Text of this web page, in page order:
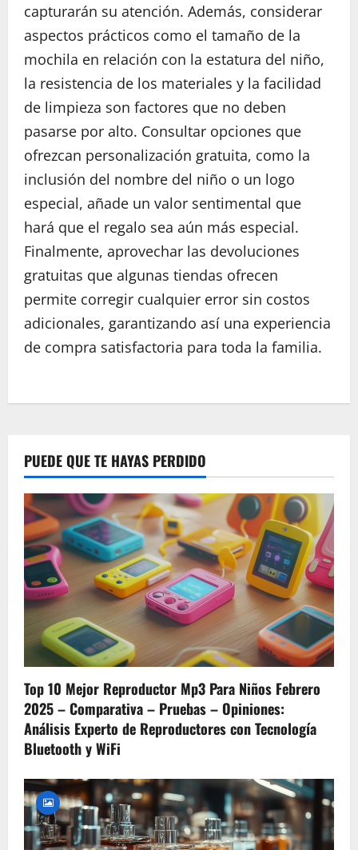
capturarán su atención. Además, considerar
aspectos prácticos como el tamaño de la
mochila en relación con la estatura del niño,
la resistencia de los materiales y la facilidad
de limpieza son factores que no deben
pasarse por alto. Consultar opciones que
ofrezcan personalización gratuita, como la
inclusión del nombre del niño o un logo
especial, añade un valor sentimental que
hará que el regalo sea aún más especial.
Finalmente, aprovechar las devoluciones
gratuitas que algunas tiendas ofrecen
permite corregir cualquier error sin costos
adicionales, garantizando así una experiencia
de compra satisfactoria para toda la familia.
P
s
t
n
a
v
g
a
t
i
o
n
PUEDE QUE TE HAYAS PERDIDO
Top 10 Mejor Reproductor Mp3 Para Niños Febrero
2025 – Comparativa – Pruebas – Opiniones:
Análisis Experto de Reproductores con Tecnología
Bluetooth y WiFi